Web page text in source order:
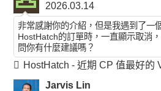
2026.03.14
非常感謝你的介紹，但是我遇到了一
HostHatch的訂單時，一直顯示取消
問你有什麼建議嗎？
HostHatch - 近期 CP 值最好的
Jarvis Lin